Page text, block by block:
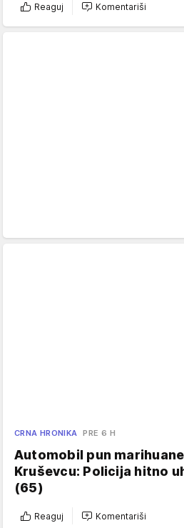
Reaguj Komentariši
CRNA HRONIKA PRE 6 H
Automobil pun
Kruševcu: Policija hitno
(65)
Reaguj Komentariši